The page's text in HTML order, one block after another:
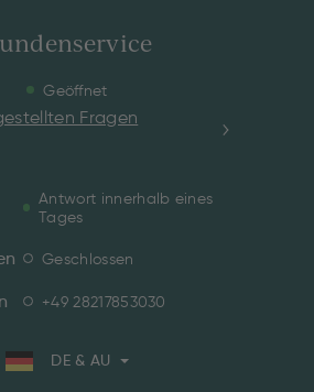
Geöffnet
Fragen
Antwort innerhalb eines
Tages
Geschlossen
+49 28217853030
DE & AU